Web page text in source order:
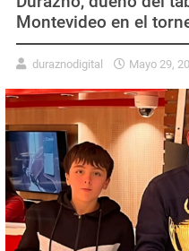
Montevideo en el
duraznodigital Mayo 29,